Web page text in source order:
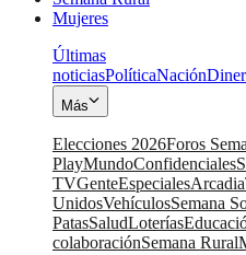
Mujeres
Últimas
noticiasPolíticaNación
Más
Elecciones 2026Foros
PlayMundoConfidenciales
TVGenteEspecialesArcadia
UnidosVehículosSemana
PatasSaludLoterías
colaboraciónSemana Rural